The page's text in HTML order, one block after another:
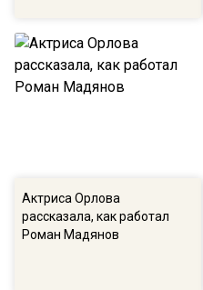
Актриса Орлова
рассказала, как работал
Роман Мадянов